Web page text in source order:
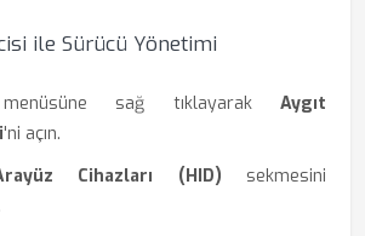
ile Sürücü Yönetimi
sağ tıklayarak Aygıt
'ni açın.
Cihazları (HID) sekmesini